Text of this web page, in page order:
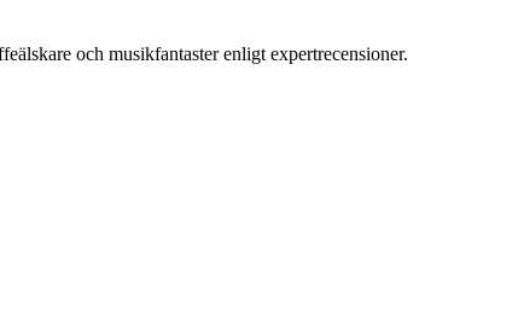
och musikfantaster enligt expertrecensioner.